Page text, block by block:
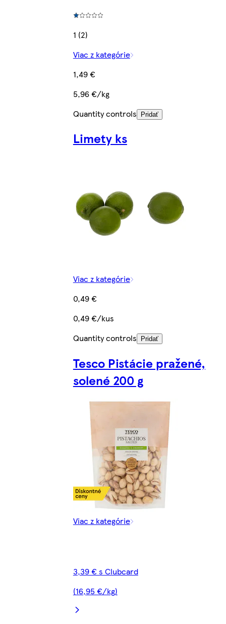
1 (2)
Viac z kategórie
1,49 €
5,96 €/kg
Quantity controls
Pridať
Limety ks
Viac z kategórie
0,49 €
0,49 €/kus
Quantity controls
Pridať
Tesco Pistácie pražené,
solené 200 g
Viac z kategórie
3,39 € s Clubcard
(16,95 €/kg)